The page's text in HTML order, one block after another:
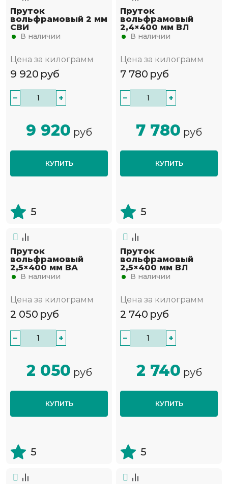
Пруток
вольфрамовый 2 мм
СВИ
В наличии
Цена за килограмм
9 920 руб
− +
9 920 руб
КУПИТЬ
5
Пруток
вольфрамовый
2,4×400 мм ВЛ
В наличии
Цена за килограмм
7 780 руб
− +
7 780 руб
КУПИТЬ
5
Пруток
вольфрамовый
2,5×400 мм ВА
В наличии
Цена за килограмм
2 050 руб
− +
2 050 руб
КУПИТЬ
5
Пруток
вольфрамовый
2,5×400 мм ВЛ
В наличии
Цена за килограмм
2 740 руб
− +
2 740 руб
КУПИТЬ
5